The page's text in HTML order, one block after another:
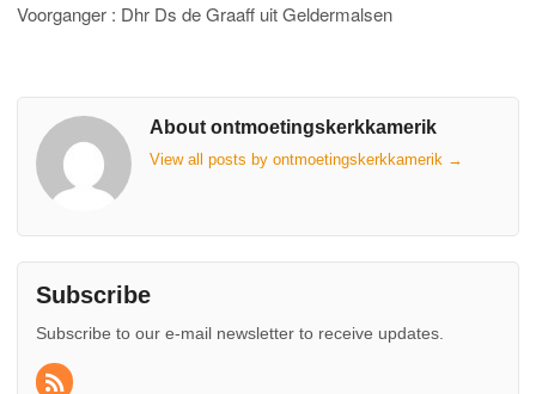
Voorganger : Dhr Ds de Graaff uit Geldermalsen
About ontmoetingskerkkamerik
View all posts by ontmoetingskerkkamerik →
Subscribe
Subscribe to our e-mail newsletter to receive updates.